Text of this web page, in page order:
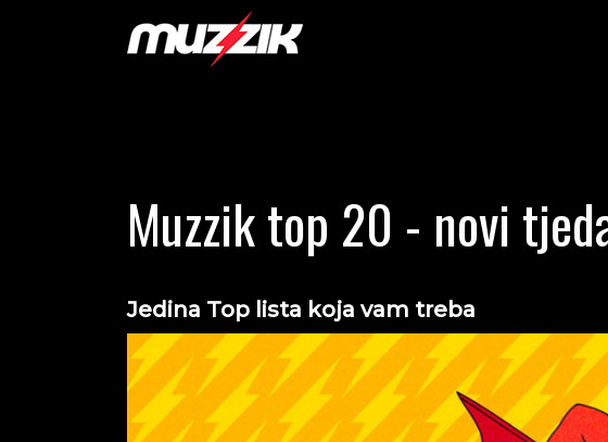
Muzzik top 20 - novi
Jedina Top lista koja vam treba